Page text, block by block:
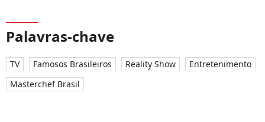
Palavras-chave
TV Famosos Brasileiros Reality Show
Entretenimento
Masterchef Brasil